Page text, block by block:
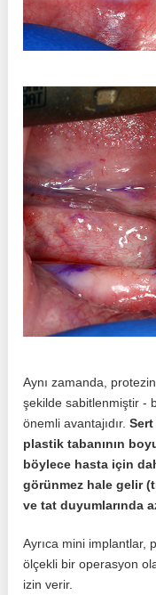
Aynı zamanda,
şekilde sabitlenmiştir -
önemli avantajıdır.
plastik tabanının
böylece hasta için
görünmez hale gelir
ve tat duyumlarında
Ayrıca mini implantlar,
ölçekli bir operasyon
izin verir.